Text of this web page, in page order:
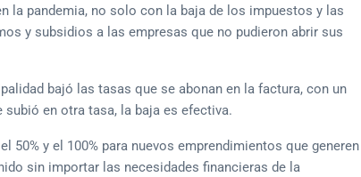
la pandemia, no solo con la baja de los impuestos y las
y subsidios a las empresas que no pudieron abrir sus
bajó las tasas que se abonan en la factura, con un
en otra tasa, la baja es efectiva.
y el 100% para nuevos emprendimientos que generen
sin importar las necesidades financieras de la